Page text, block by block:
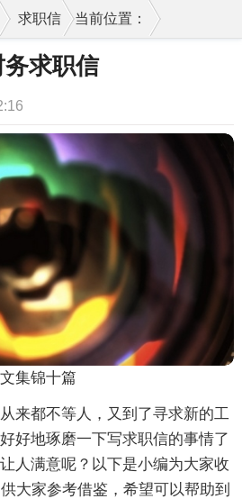
当前位置：
求职信
务求职信
集锦十篇
来都不等人，又到了寻求新的工
好地琢磨一下写求职信的事情了
人满意呢？以下是小编为大家收
大家参考借鉴，希望可以帮助到